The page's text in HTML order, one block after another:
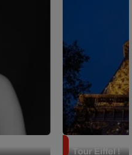
Tour Eiffel !